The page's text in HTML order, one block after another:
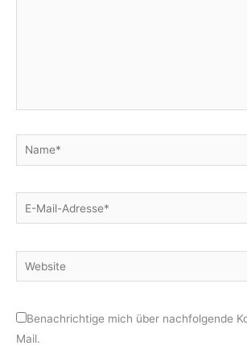
Name*
E-
Mail-
Website
Benachrichtige mich über nachfolgende
Mail.